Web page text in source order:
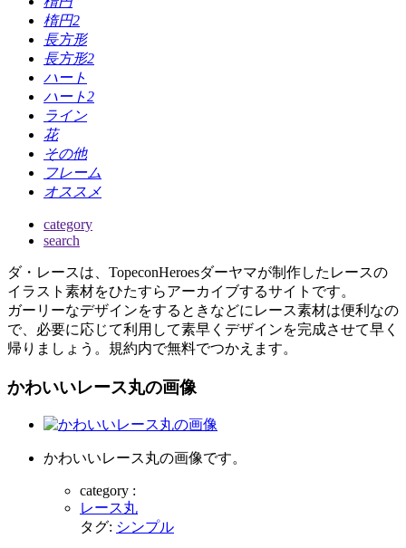
楕円2
長方形
長方形2
ハート
ハート2
ライン
花
その他
フレーム
オススメ
category
search
ダ・レースは、TopeconHeroesダーヤマが制作したレースの
イラスト素材をひたすらアーカイブするサイトです。
ガーリーなデザインをするときなどにレース素材は便利なの
で、必要に応じて利用して素早くデザインを完成させて早く
帰りましょう。規約内で無料でつかえます。
かわいいレース丸の画像
かわいいレース丸の画像です。
category :
レース丸
タグ: シンプル